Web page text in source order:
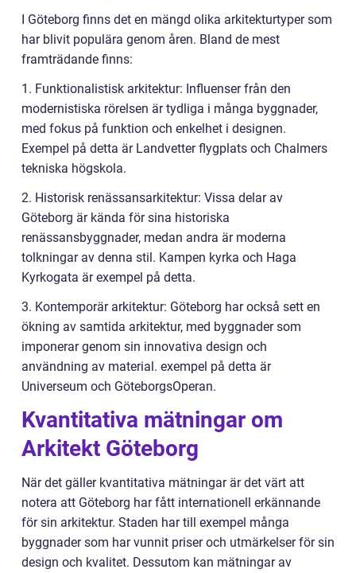
I Göteborg finns det en mängd olika arkitekturtyper som
har blivit populära genom åren. Bland de mest
framträdande finns:
1. Funktionalistisk arkitektur: Influenser från den
modernistiska rörelsen är tydliga i många byggnader,
med fokus på funktion och enkelhet i designen.
Exempel på detta är Landvetter flygplats och Chalmers
tekniska högskola.
2. Historisk renässansarkitektur: Vissa delar av
Göteborg är kända för sina historiska
renässansbyggnader, medan andra är moderna
tolkningar av denna stil. Kampen kyrka och Haga
Kyrkogata är exempel på detta.
3. Kontemporär arkitektur: Göteborg har också sett en
ökning av samtida arkitektur, med byggnader som
imponerar genom sin innovativa design och
användning av material. exempel på detta är
Universeum och GöteborgsOperan.
Kvantitativa mätningar om
Arkitekt Göteborg
När det gäller kvantitativa mätningar är det värt att
notera att Göteborg har fått internationell erkännande
för sin arkitektur. Staden har till exempel många
byggnader som har vunnit priser och utmärkelser för sin
design och kvalitet. Dessutom kan mätningar av